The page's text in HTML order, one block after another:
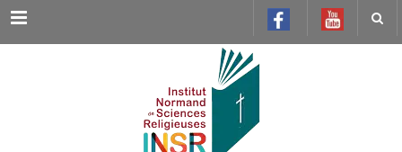
Menu